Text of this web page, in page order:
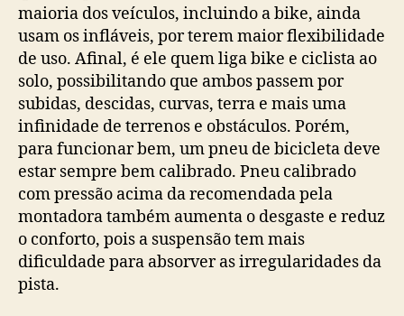
maioria dos veículos, incluindo a bike, ainda
usam os infláveis, por terem maior flexibilidade
de uso. Afinal, é ele quem liga bike e ciclista ao
solo, possibilitando que ambos passem por
subidas, descidas, curvas, terra e mais uma
infinidade de terrenos e obstáculos. Porém,
para funcionar bem, um pneu de bicicleta deve
estar sempre bem calibrado. Pneu calibrado
com pressão acima da recomendada pela
montadora também aumenta o desgaste e reduz
o conforto, pois a suspensão tem mais
dificuldade para absorver as irregularidades da
pista.